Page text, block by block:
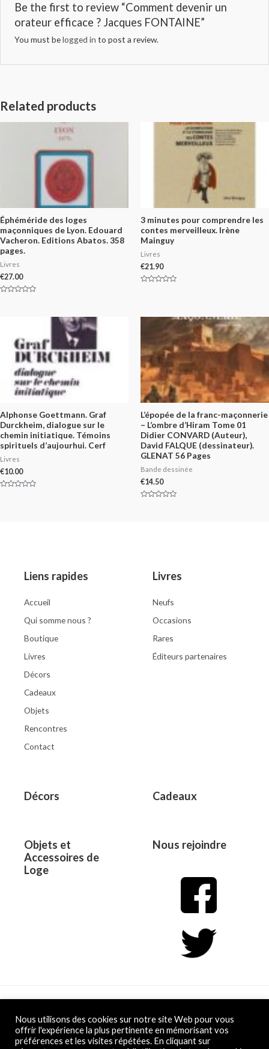
Be the first to review “Comment devenir un
orateur efficace ? Jacques FONTAINE”
You must belogged in to post a review.
Related products
Éphéméride des loges
maçonniques de Lyon. Edouard
Vacheron. Editions Abatos. 358
pages.
Livres
€27.00
3 minutes pour comprendre les
contes merveilleux. Irène
Mainguy
Livres
€21.90
5
Alphonse Goettmann. Graf
Durckheim, dialogue sur le
chemin initiatique. Témoins
spirituels d’aujourhui. Cerf
Livres
€10.00
L’épopée de la franc-maçonnerie
– L’ombre d’Hiram Tome 01
Didier CONVARD (Auteur),
David FALQUE (dessinateur).
GLENAT 56 Pages
Bande dessinée
€14.50
Liens rapides
Accueil
Qui somme nous ?
Boutique
Livres
Décors
Cadeaux
Objets
Rencontres
Contact
Livres
Neufs
Occasions
Rares
Éditeurs partenaires
Décors Cadeaux
Objets et
Accessoires de
Loge
Nous rejoindre
Copyright © 2026 L&D
Powered by L&D
Nous utilisons des cookies sur notre site Web pour vous
offrir l'expérience la plus pertinente en mémorisant vos
préférences et les visites répétées. En cliquant sur